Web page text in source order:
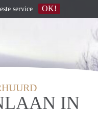
IN
service OK!